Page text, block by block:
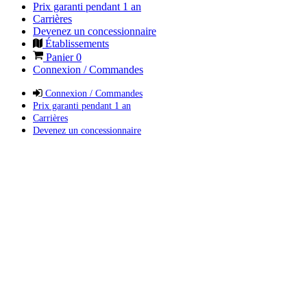
Prix garanti pendant 1 an
Carrières
Devenez un concessionnaire
Établissements
Panier0
Connexion / Commandes
Connexion / Commandes
Prix garanti pendant 1 an
Carrières
Devenez un concessionnaire